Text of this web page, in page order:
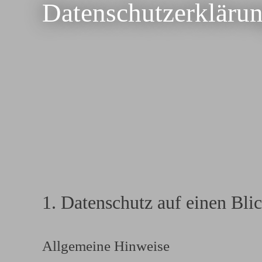
1. Datenschutz auf einen
Allgemeine Hinweise